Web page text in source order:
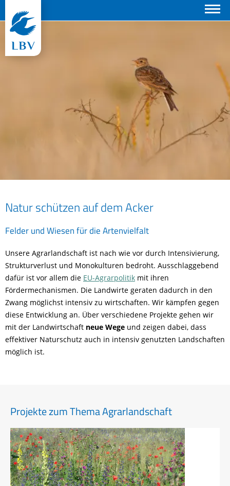
Natur schützen auf dem Acker
Felder und Wiesen für die Artenvielfalt
Unsere Agrarlandschaft ist nach wie vor durch Intensivierung,
Strukturverlust und Monokulturen bedroht. Ausschlaggebend
dafür ist vor allem die EU-Agrarpolitik mit ihren
Fördermechanismen. Die Landwirte geraten dadurch in den
Zwang möglichst intensiv zu wirtschaften. Wir kämpfen gegen
diese Entwicklung an. Über verschiedene Projekte gehen wir
mit der Landwirtschaft neue Wege und zeigen dabei, dass
effektiver Naturschutz auch in intensiv genutzten Landschaften
möglich ist.
Projekte zum Thema Agrarlandschaft